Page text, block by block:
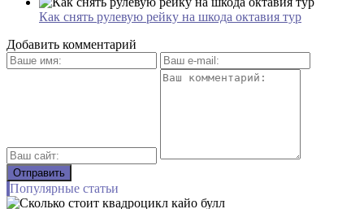
Как снять рулевую рейку на шкода октавия тур
Добавить комментарий
Популярные статьи